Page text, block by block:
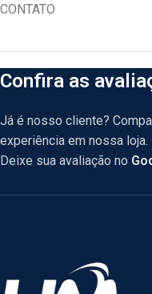
CONTATO
Confira as
Já é nosso cliente?
experiência em nossa loja.
Deixe sua avaliação no